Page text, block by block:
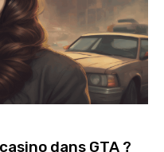
dans GTA ?